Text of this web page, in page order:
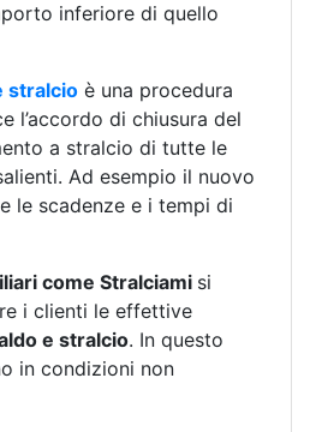
inferiore di quello
stralcio è una procedura
l’accordo di chiusura del
a stralcio di tutte le
Ad esempio il nuovo
le scadenze e i tempi di
come Stralciami si
i clienti le effettive
e stralcio. In questo
in condizioni non